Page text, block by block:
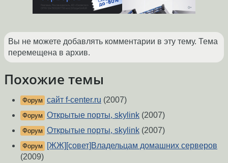
Вы не можете добавлять комментарии в эту тему. Тема
перемещена в архив.
Похожие темы
Форум сайт f-center.ru (2007)
Форум Открытые порты, skylink (2007)
Форум Открытые порты, skylink (2007)
Форум
[ЖЖ][совет]Владельцам домашних серверов
(2009)